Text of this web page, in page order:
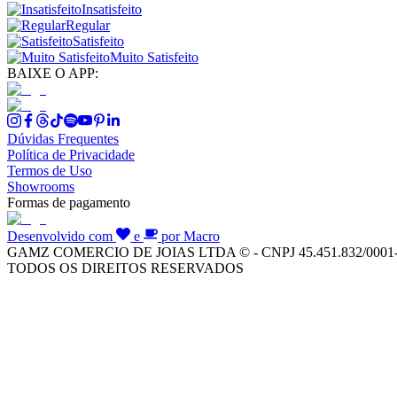
Insatisfeito
Regular
Satisfeito
Muito Satisfeito
BAIXE O APP:
Dúvidas Frequentes
Política de Privacidade
Termos de Uso
Showrooms
Formas de pagamento
Desenvolvido com e
por Macro
GAMZ COMERCIO DE JOIAS LTDA © - CNPJ 45.451.832/
TODOS OS DIREITOS RESERVADOS